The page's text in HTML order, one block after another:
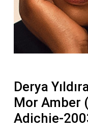
Derya
Mor Amber
Adichie-